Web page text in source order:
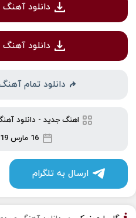
دانلود آهنگ
دانلود آهنگ
دانلود تمام
اهنگ جدید - دانلود
16 مارس 2019
ارسال به تلگرام